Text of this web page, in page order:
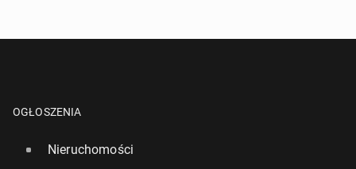
OGŁOSZENIA
Nieruchomości